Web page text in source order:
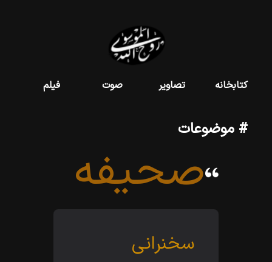
کتابخانه تصاویر صوت فیلم
# موضوعات
صحیفه
سخنرانى